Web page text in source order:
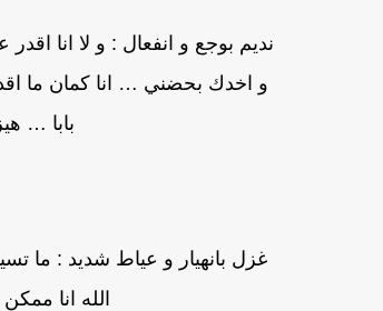
نديم بوجع و انفعال : و لا انا
و اخدك بحضني … انا كمان ما
بابا …
غزل بانهيار و عياط شديد : ما
الله انا